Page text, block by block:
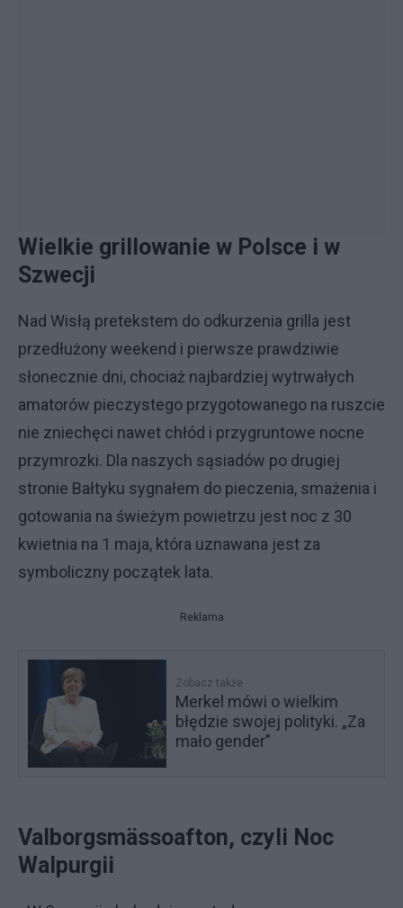
Wielkie grillowanie w Polsce i w
Szwecji
Nad Wisłą pretekstem do odkurzenia grilla jest
przedłużony weekend i pierwsze prawdziwie
słonecznie dni, chociaż najbardziej wytrwałych
amatorów pieczystego przygotowanego na ruszcie
nie zniechęci nawet chłód i przygruntowe nocne
przymrozki. Dla naszych sąsiadów po drugiej
stronie Bałtyku sygnałem do pieczenia, smażenia i
gotowania na świeżym powietrzu jest noc z 30
kwietnia na 1 maja, która uznawana jest za
symboliczny początek lata.
Reklama
Zobacz także
Merkel mówi o wielkim
błędzie swojej polityki. „Za
mało gender”
Valborgsmässoafton, czyli Noc
Walpurgii